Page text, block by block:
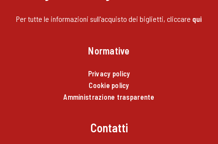
Per tutte le informazioni sull'acquisto dei biglietti, cliccare qui
Normative
Privacy policy
Cookie policy
Amministrazione trasparente
Contatti